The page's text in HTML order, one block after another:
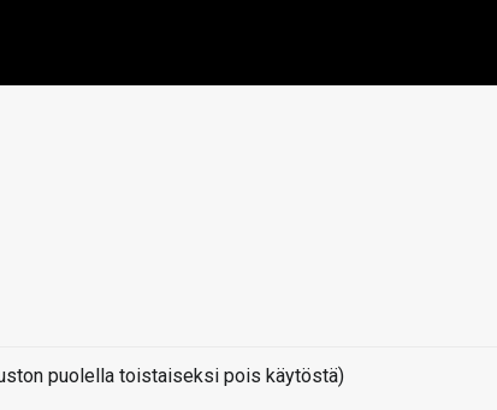
puolella toistaiseksi pois käytöstä)